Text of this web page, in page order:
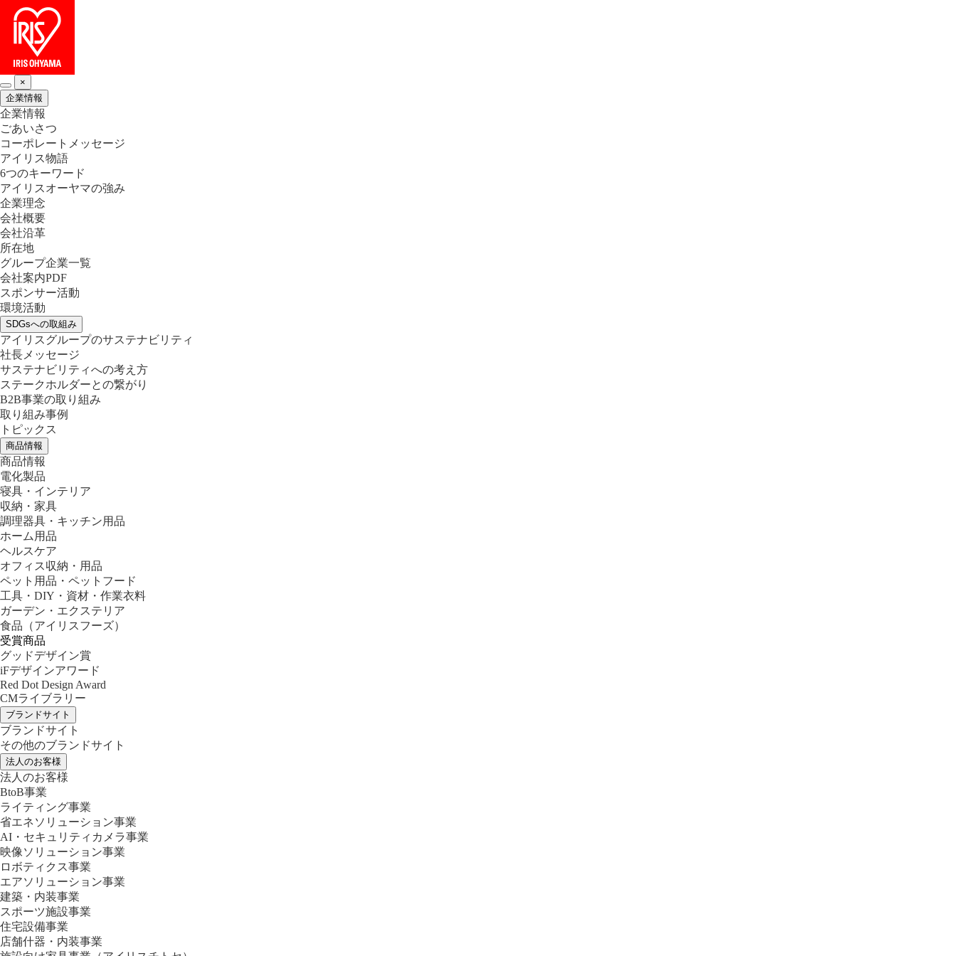
×
企業情報
企業情報
ごあいさつ
コーポレートメッセージ
アイリス物語
6つのキーワード
アイリスオーヤマの強み
企業理念
会社概要
会社沿革
所在地
グループ企業一覧
会社案内PDF
スポンサー活動
環境活動
SDGsへの取組み
アイリスグループのサステナビリティ
社長メッセージ
サステナビリティへの考え方
ステークホルダーとの繋がり
B2B事業の取り組み
取り組み事例
トピックス
商品情報
商品情報
電化製品
寝具・インテリア
収納・家具
調理器具・キッチン用品
ホーム用品
ヘルスケア
オフィス収納・用品
ペット用品・ペットフード
工具・DIY・資材・作業衣料
ガーデン・エクステリア
食品 （アイリスフーズ）
受賞商品
グッドデザイン賞
iFデザインアワード
Red Dot Design Award
CMライブラリー
ブランドサイト
ブランドサイト
その他のブランドサイト
法人のお客様
法人のお客様
BtoB事業
ライティング事業
省エネソリューション事業
AI・セキュリティカメラ事業
映像ソリューション事業
ロボティクス事業
エアソリューション事業
建築・内装事業
スポーツ施設事業
住宅設備事業
店舗什器・内装事業